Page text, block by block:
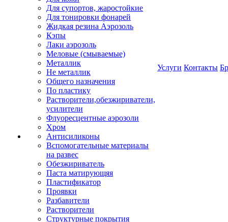
Для супортов, жаростойкие
Для тонировки фонарей
Жидкая резина Аэрозоль
Кэпы
Лаки аэрозоль
Меловые (смываемые)
Металлик
Не металлик
Общего назначения
По пластику
Растворители,обезжириватели,
усилители
Флуоресцентные аэрозоли
Хром
Антисиликоны
Вспомогательные материалы
на развес
Обезжириватель
Паста матирующяя
Пластификатор
Проявки
Разбавители
Растворители
Структурные покрытия
Услуги Контакты